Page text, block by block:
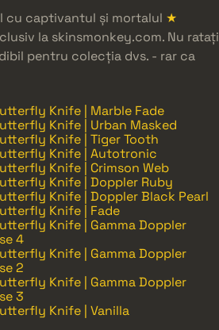
cu captivantul și mortalul ★
la skinsmonkey.com. Nu ratați
pentru colecția dvs. - rar ca
Knife | Marble Fade
Knife | Urban Masked
Knife | Tiger Tooth
Knife | Autotronic
Knife | Crimson Web
Knife | Doppler Ruby
Knife | Doppler Black Pearl
Knife | Fade
Knife | Gamma Doppler
4
Knife | Gamma Doppler
2
Knife | Gamma Doppler
3
Knife | Vanilla